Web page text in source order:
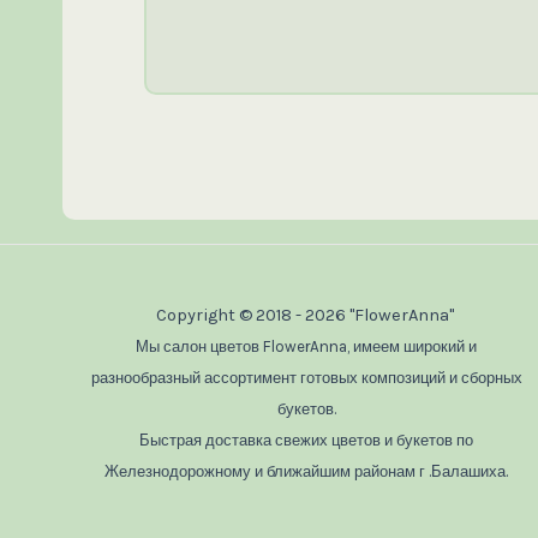
Copyright © 2018 - 2026 "FlowerAnna"
Мы салон цветов FlowerAnna, имеем широкий и
разнообразный ассортимент готовых композиций и сборных
букетов.
Быстрая доставка свежих цветов и букетов по
Железнодорожному и ближайшим районам г .Балашиха.